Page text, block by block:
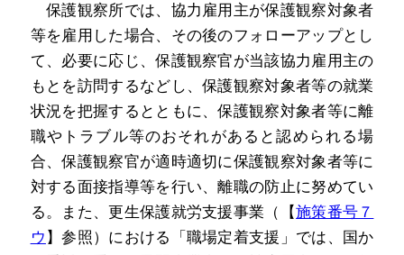
保護観察所では、協力雇用主が保護観察対象者
等を雇用した場合、その後のフォローアップとし
て、必要に応じ、保護観察官が当該協力雇用主の
もとを訪問するなどし、保護観察対象者等の就業
状況を把握するとともに、保護観察対象者等に離
職やトラブル等のおそれがあると認められる場
合、保護観察官が適時適切に保護観察対象者等に
対する面接指導等を行い、離職の防止に努めてい
る。また、更生保護就労支援事業（【施策番号７
ウ 】参照）における「職場定着支援」では、国か